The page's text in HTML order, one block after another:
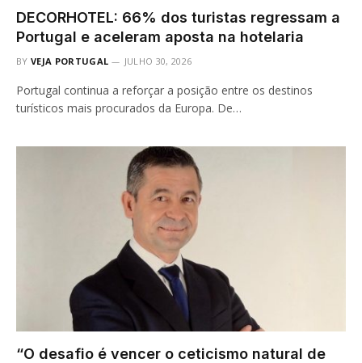
DECORHOTEL: 66% dos turistas regressam a
Portugal e aceleram aposta na hotelaria
BY VEJA PORTUGAL JULHO 30, 2026
Portugal continua a reforçar a posição entre os destinos
turísticos mais procurados da Europa. De…
“O desafio é vencer o ceticismo natural de